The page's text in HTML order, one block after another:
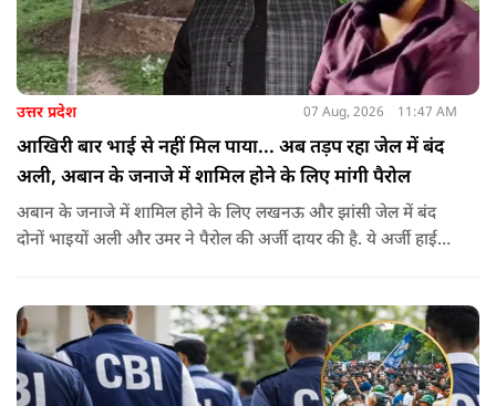
उत्तर प्रदेश 07 Aug, 2026 11:47 AM
आखिरी बार भाई से नहीं मिल पाया... अब तड़प रहा जेल में बंद
अली, अबान के जनाजे में शामिल होने के लिए मांगी पैरोल
अबान के जनाजे में शामिल होने के लिए लखनऊ और झांसी जेल में बंद
दोनों भाइयों अली और उमर ने पैरोल की अर्जी दायर की है. ये अर्जी हाई